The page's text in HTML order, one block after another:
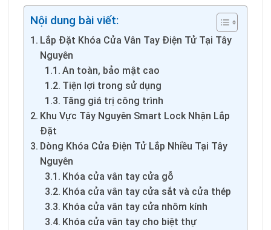
Nội dung bài viết:
Lắp Đặt Khóa Cửa Vân Tay Điện Tử Tại Tây
Nguyên
An toàn, bảo mật cao
Tiện lợi trong sử dụng
Tăng giá trị công trình
Khu Vực Tây Nguyên Smart Lock Nhận Lắp
Đặt
Dòng Khóa Cửa Điện Tử Lắp Nhiều Tại Tây
Nguyên
Khóa cửa vân tay cửa gỗ
Khóa cửa vân tay cửa sắt và cửa thép
Khóa cửa vân tay cửa nhôm kính
Khóa cửa vân tay cho biệt thự